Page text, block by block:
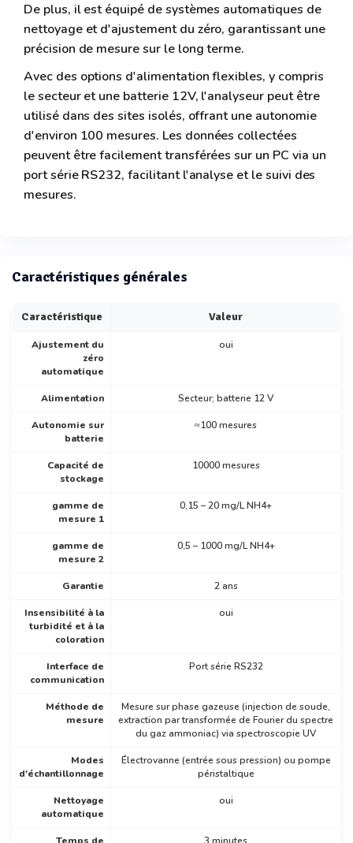
De plus, il est équipé de systèmes automatiques de
nettoyage et d'ajustement du zéro, garantissant une
précision de mesure sur le long terme.
Avec des options d'alimentation flexibles, y compris
le secteur et une batterie 12V, l'analyseur peut être
utilisé dans des sites isolés, offrant une autonomie
d'environ 100 mesures. Les données collectées
peuvent être facilement transférées sur un PC via un
port série RS232, facilitant l'analyse et le suivi des
mesures.
Caractéristiques générales
Caractéristique Valeur
Ajustement du
zéro
automatique
oui
Alimentation Secteur; batterie 12 V
Autonomie sur
batterie
≈100 mesures
Capacité de
stockage
10000 mesures
gamme de
mesure 1
0,15 – 20 mg/L NH4+
gamme de
mesure 2
0,5 – 1000 mg/L NH4+
Garantie 2 ans
Insensibilité à la
turbidité et à la
coloration
oui
Interface de
communication
Port série RS232
Méthode de
mesure
Mesure sur phase gazeuse (injection de soude,
extraction par transformée de Fourier du spectre
du gaz ammoniac) via spectroscopie UV
Modes
d'échantillonnage
Électrovanne (entrée sous pression) ou pompe
péristaltique
Nettoyage
automatique
oui